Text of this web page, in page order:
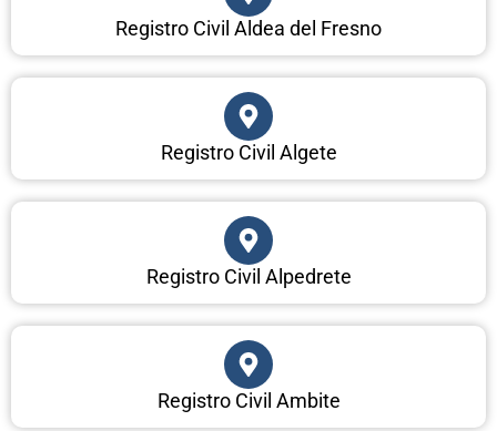
Registro Civil Aldea del Fresno
Registro Civil Algete
Registro Civil Alpedrete
Registro Civil Ambite